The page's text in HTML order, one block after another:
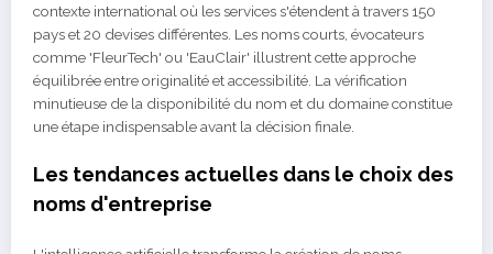
contexte international où les services s'étendent à travers 150
pays et 20 devises différentes. Les noms courts, évocateurs
comme 'FleurTech' ou 'EauClair' illustrent cette approche
équilibrée entre originalité et accessibilité. La vérification
minutieuse de la disponibilité du nom et du domaine constitue
une étape indispensable avant la décision finale.
Les tendances actuelles dans le choix des
noms d'entreprise